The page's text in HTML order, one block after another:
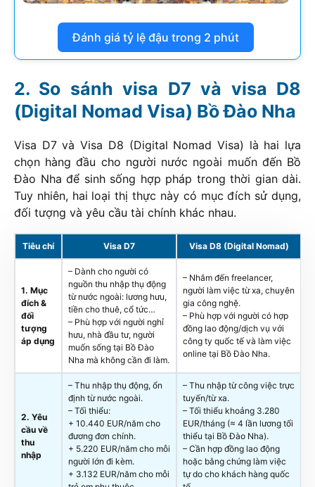
Đánh giá tỷ lệ đậu trong 2 phút
So sánh visa D7 và visa D8
(Digital Nomad Visa) Bồ Đào Nha
Visa D7 và Visa D8 (Digital Nomad Visa) là hai lựa
chọn hàng đầu cho người nước ngoài muốn đến Bồ
Đào Nha để sinh sống hợp pháp trong thời gian dài.
Tuy nhiên, hai loại thị thực này có mục đích sử dụng,
đối tượng và yêu cầu tài chính khác nhau.
Tiêu chí Visa D7 Visa D8 (Digital Nomad)
1. Mục
đích &
đối
tượng
áp dụng
– Dành cho người có
nguồn thu nhập thụ động
từ nước ngoài: lương hưu,
tiền cho thuê, cổ tức…
– Phù hợp với người nghỉ
hưu, nhà đầu tư, người
muốn sống tại Bồ Đào
Nha mà không cần đi làm.
– Nhắm đến freelancer,
người làm việc từ xa, chuyên
gia công nghệ.
– Phù hợp với người có hợp
đồng lao động/dịch vụ với
công ty quốc tế và làm việc
online tại Bồ Đào Nha.
2. Yêu
cầu về
thu
nhập
– Thu nhập thụ động, ổn
định từ nước ngoài.
– Tối thiểu:
+ 10.440 EUR/năm cho
đương đơn chính.
+ 5.220 EUR/năm cho mỗi
người lớn đi kèm.
+ 3.132 EUR/năm cho mỗi
– Thu nhập từ công việc trực
tuyến/từ xa.
– Tối thiểu khoảng 3.280
EUR/tháng (≈ 4 lần lương tối
thiểu tại Bồ Đào Nha).
– Cần hợp đồng lao động
hoặc bằng chứng làm việc
tự do cho khách hàng quốc